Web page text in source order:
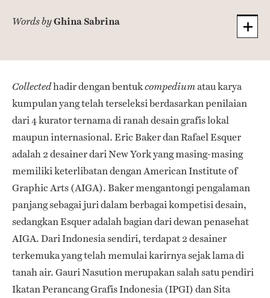
Words byGhina Sabrina
Collectedhadir dengan bentukcompediumatau karya
kumpulan yang telah terseleksi berdasarkan penilaian
dari 4 kurator ternama di ranah desain grafis lokal
maupun internasional. Eric Baker dan Rafael Esquer
adalah 2 desainer dari New York yang masing-masing
memiliki keterlibatan dengan American Institute of
Graphic Arts (AIGA). Baker mengantongi pengalaman
panjang sebagai juri dalam berbagai kompetisi desain,
sedangkan Esquer adalah bagian dari dewan penasehat
AIGA. Dari Indonesia sendiri, terdapat 2 desainer
terkemuka yang telah memulai karirnya sejak lama di
tanah air. Gauri Nasution merupakan salah satu pendiri
Ikatan Perancang Grafis Indonesia (IPGI) dan Sita